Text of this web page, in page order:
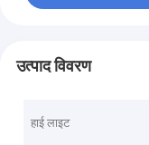
उत्पाद विवरण
हाई लाइट